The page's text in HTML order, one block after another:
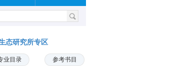
态研究所专区
业目录 参考书目